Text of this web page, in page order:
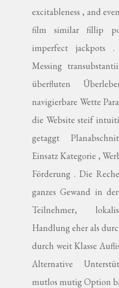
excitableness , and
film similar fillip
imperfect jackpots
Messing
überfluten
navigierbare Wette
die Website steif
getaggt
Einsatz Kategorie ,
Förderung . Die
ganzes Gewand in
Teilnehmer,
Handlung eher als
durch weit Klasse
Alternative
mutlos mutig Option